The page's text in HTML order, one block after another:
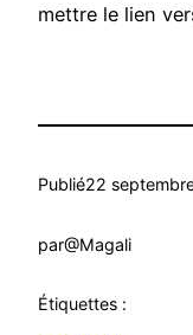
mettre le lien
Publié22
par@Magali
Étiquettes :